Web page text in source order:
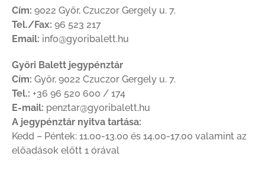
Cím: 9022 Győr, Czuczor Gergely u. 7.
Tel./Fax: 96 523 217
Email: info@gyoribalett.hu
Győri Balett jegypénztár
Cím: Győr, 9022 Czuczor Gergely u. 7.
Tel.: +36 96 520 600 / 174
E-mail: penztar@gyoribalett.hu
A jegypénztár nyitva tartása:
Kedd – Péntek: 11.00-13.00 és 14.00-17.00 valamint az
előadások előtt 1 órával